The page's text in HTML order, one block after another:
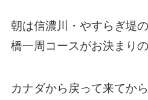
朝は信濃川・やすらぎ堤
橋一周コースがお決まり
カナダから戻って来てか